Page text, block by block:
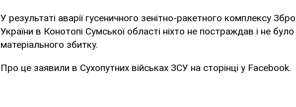
У результаті аварії гусеничного зенітно-ракетного комплексу
України в Конотопі Сумської області ніхто не постраждав і не
матеріального збитку.
Про це заявили в Сухопутних військах ЗСУ на сторінці у Facebook.